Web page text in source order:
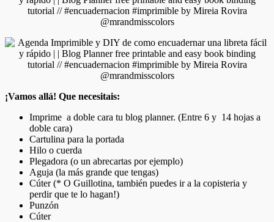
¡Vamos allá! Que necesitais:
Imprime a doble cara tu blog planner. (Entre 6 y 14 hojas a
doble cara)
Cartulina para la portada
Hilo o cuerda
Plegadora (o un abrecartas por ejemplo)
Aguja (la más grande que tengas)
Cúter (* O Guillotina, también puedes ir a la copisteria y
perdir que te lo hagan!)
Punzón
Cúter